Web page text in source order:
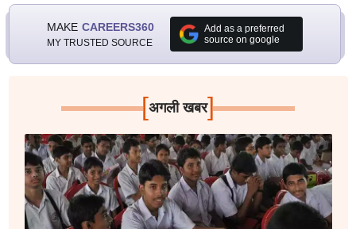
MAKE CAREERS360
MY TRUSTED SOURCE
Add as a preferred
source on google
[अगली खबर]